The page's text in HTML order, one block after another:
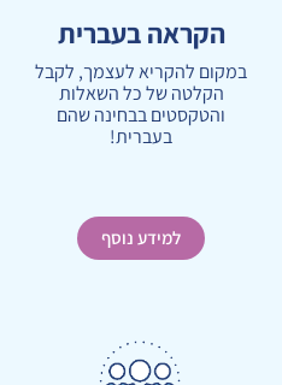
הקראה בעברית
במקום להקריא לעצמך, לקבל
הקלטה של כל השאלות
והטקסטים בבחינה שהם
בעברית!
למידע נוסף